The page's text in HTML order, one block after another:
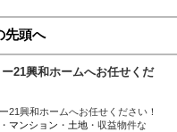
先頭へ
21興和ホームへお任せくだ
21興和ホームへお任せください！
・ マンション ・ 土地・収益物件な